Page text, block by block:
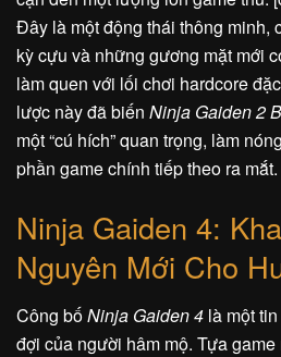
Đây là một động thái thông minh,
kỳ cựu và những gương mặt mới
làm quen với lối chơi hardcore
lược này đã biến Ninja Gaiden 2
một “cú hích” quan trọng, làm
phần game chính tiếp theo ra mắt.
Ninja Gaiden 4:
Nguyên Mới Cho
Công bốNinja Gaiden 4 là một
đợi của người hâm mộ. Tựa